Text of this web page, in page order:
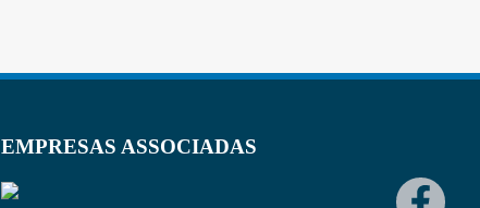
EMPRESAS ASSOCIADAS